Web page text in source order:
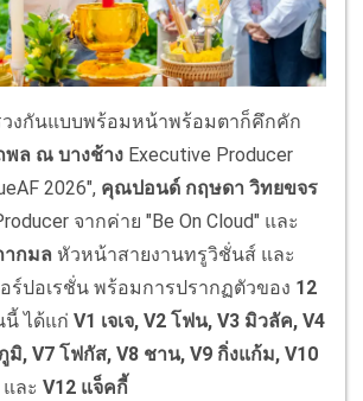
วงกันแบบพร้อมหน้าพร้อมตาก็คึกคัก
ล ณ บางช้าง Executive Producer
2026", คุณปอนด์ กฤษดา วิทยขจร
จากค่าย "Be On Cloud" และ
กมล หัวหน้าสายงานทรูวิชั่นส์ และ
ร์ปอเรชั่น พร้อมการปรากฏตัวของ 12
ได้แก่ V1 เจเจ, V2 โฟน, V3 มิวลัค, V4
มิ, V7 โฟกัส, V8 ชาน, V9 กิ่งแก้ม, V10
และ V12 แจ็คกี้